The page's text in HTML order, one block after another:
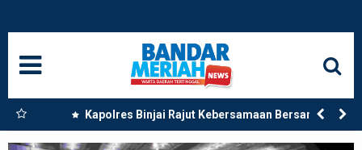
Kapolres Binjai Rajut Kebersamaan Bersama
Komunitas Ojek Online Kota Binjai
NASIONAL
SUMUT
MEDAN